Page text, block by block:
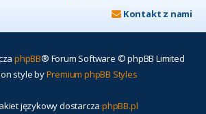
Kontakt z nami
phpBB® Forum Software © phpBB Limited
style byPremium phpBB Styles
językowy dostarcza phpBB.pl